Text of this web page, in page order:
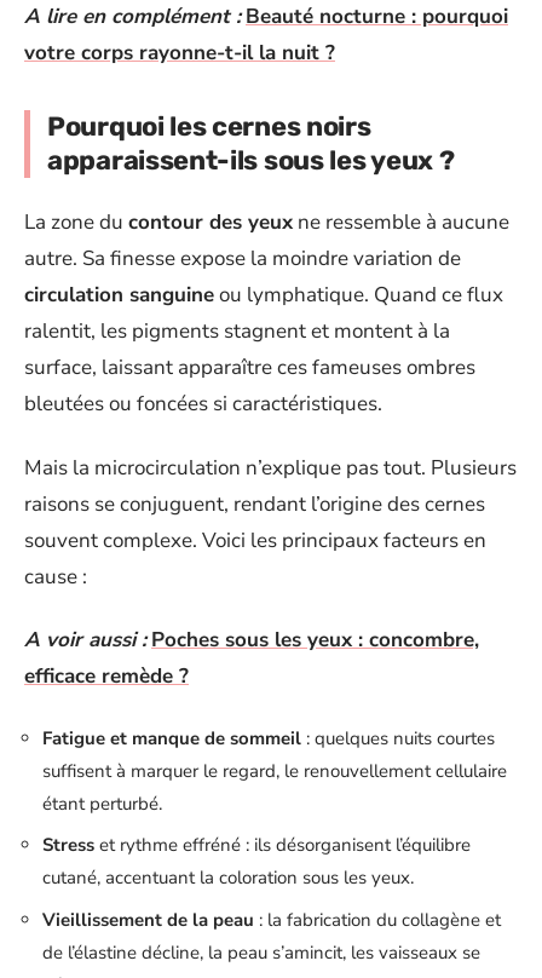
A lire en complément : Beauté nocturne : pourquoi
votre corps rayonne-t-il la nuit ?
Pourquoi les cernes noirs
apparaissent-ils sous les yeux ?
La zone du contour des yeux ne ressemble à aucune
autre. Sa finesse expose la moindre variation de
circulation sanguineou lymphatique. Quand ce flux
ralentit, les pigments stagnent et montent à la
surface, laissant apparaître ces fameuses ombres
bleutées ou foncées si caractéristiques.
Mais la microcirculation n’explique pas tout. Plusieurs
raisons se conjuguent, rendant l’origine des cernes
souvent complexe. Voici les principaux facteurs en
cause :
A voir aussi : Poches sous les yeux : concombre,
efficace remède ?
Fatigue et manque de sommeil : quelques nuits courtes
suffisent à marquer le regard, le renouvellement cellulaire
étant perturbé.
Stress et rythme effréné : ils désorganisent l’équilibre
cutané, accentuant la coloration sous les yeux.
Vieillissement de la peau : la fabrication du collagène et
de l’élastine décline, la peau s’amincit, les vaisseaux se